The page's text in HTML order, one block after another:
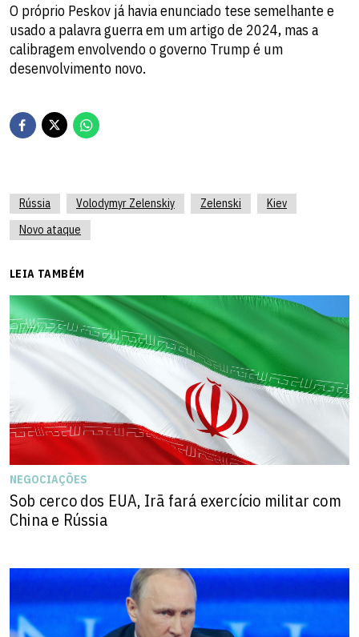
O próprio Peskov já havia enunciado tese semelhante e
usado a palavra guerra em um artigo de 2024, mas a
calibragem envolvendo o governo Trump é um
desenvolvimento novo.
Rússia Volodymyr Zelenskiy Zelenski
Kiev
Novo ataque
LEIA TAMBÉM
NEGOCIAÇÕES
Sob cerco dos EUA, Irã fará exercício militar com
China e Rússia